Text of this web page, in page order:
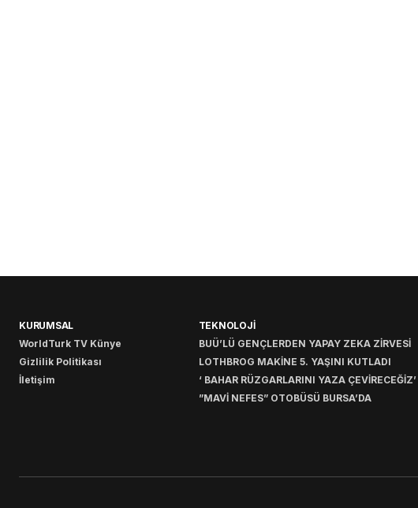
KURUMSAL
WorldTurk TV Künye
Gizlilik Politikası
İletişim
TEKNOLOJİ
BUÜ’LÜ GENÇLERDEN YAPAY ZEKA ZİRVESİ
LOTHBROG MAKİNE 5. YAŞINI KUTLADI
‘ BAHAR RÜZGARLARINI YAZA ÇEVİRECEĞİZ’
”MAVİ NEFES” OTOBÜSÜ BURSA’DA